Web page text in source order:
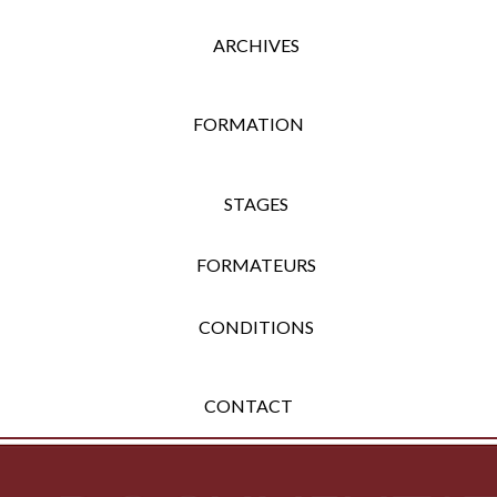
ARCHIVES
FORMATION
STAGES
FORMATEURS
CONDITIONS
CONTACT